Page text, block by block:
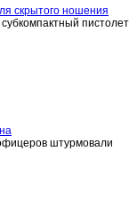
скрытого ношения
пистолет
штурмовали